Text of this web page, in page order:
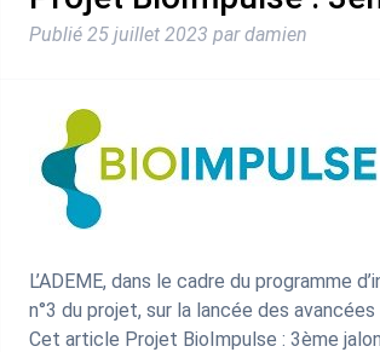
Publié 25 juillet 2023 par damien
L’ADEME, dans le cadre du programme
n°3 du projet, sur la lancée des
Cet article Projet BioImpulse : 3ème